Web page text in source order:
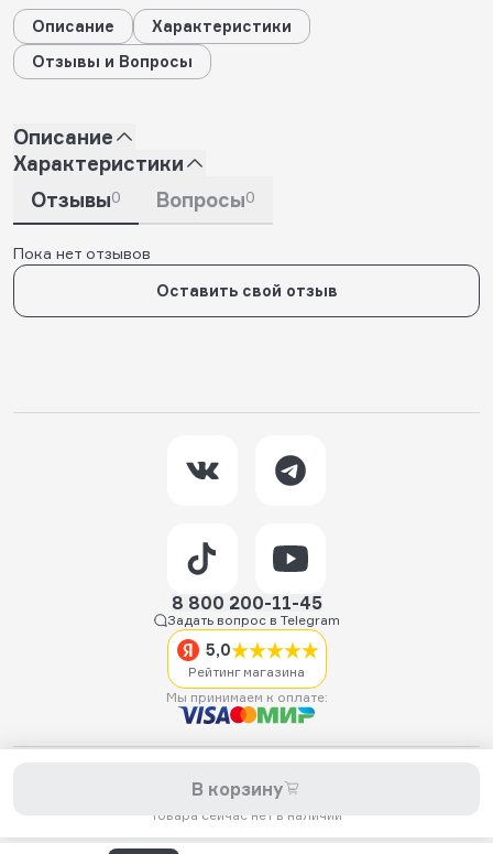
В корзину
Товара сейчас нет в наличии
Описание
Характеристики
Отзывы и Вопросы
Описание
Характеристики
Отзывы0 Вопросы0
Пока нет отзывов
Оставить свой отзыв
8 800 200-11-45
Задать вопрос в Telegram
5,0
Рейтинг магазина
Мы принимаем к оплате:
самокатов, запчастей для самокатов, аксессуаров, экипировки,
одежды и обуви.